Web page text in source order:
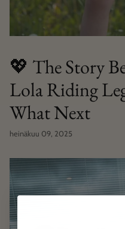
💖 The Story
Lola Riding
What Next
heinäkuu 09, 2025